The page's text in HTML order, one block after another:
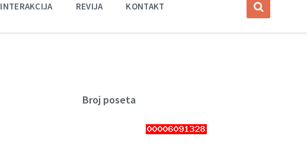
INTERAKCIJA REVIJA KONTAKT
Broj poseta